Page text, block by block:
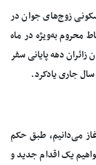
زوج‌های جوان در
محروم به‌ویژه در ماه
متبرک در میان زائران دهه پایانی سفر
جاری یادکرد.
می‌دانیم، طبق حکم
یک اقدام جدید و